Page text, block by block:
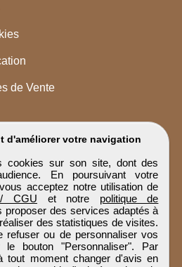
d'améliorer votre navigation
cookies sur son site, dont des
En poursuivant votre
acceptez notre utilisation de
CGU et notre politique de
des services adaptés à
des statistiques de visites.
refuser ou de personnaliser vos
bouton "Personnaliser". Par
tout moment changer d'avis en
de Vente